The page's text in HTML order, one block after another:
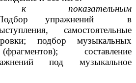
к показательным
упражнений в
самостоятельные
подбор музыкальных
составление
под музыкальное